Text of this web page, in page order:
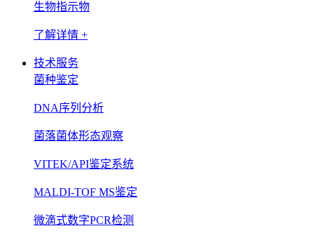
生物指示物
了解详情 +
技术服务
菌种鉴定
DNA序列分析
菌落菌体形态观察
VITEK/API鉴定系统
MALDI-TOF MS鉴定
微滴式数字PCR检测